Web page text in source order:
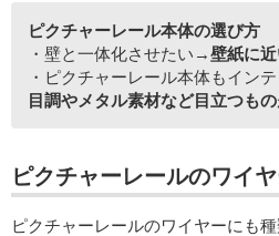
ピクチャーレール本体の選び方
・壁と一体化させたい→壁紙に
・ピクチャーレール本体もイン
目調やメタル素材など目立つもの
ピクチャーレールのワイ
ピクチャーレールのワイヤーにも種